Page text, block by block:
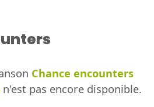
Chance encounters
n'est pas encore disponible.